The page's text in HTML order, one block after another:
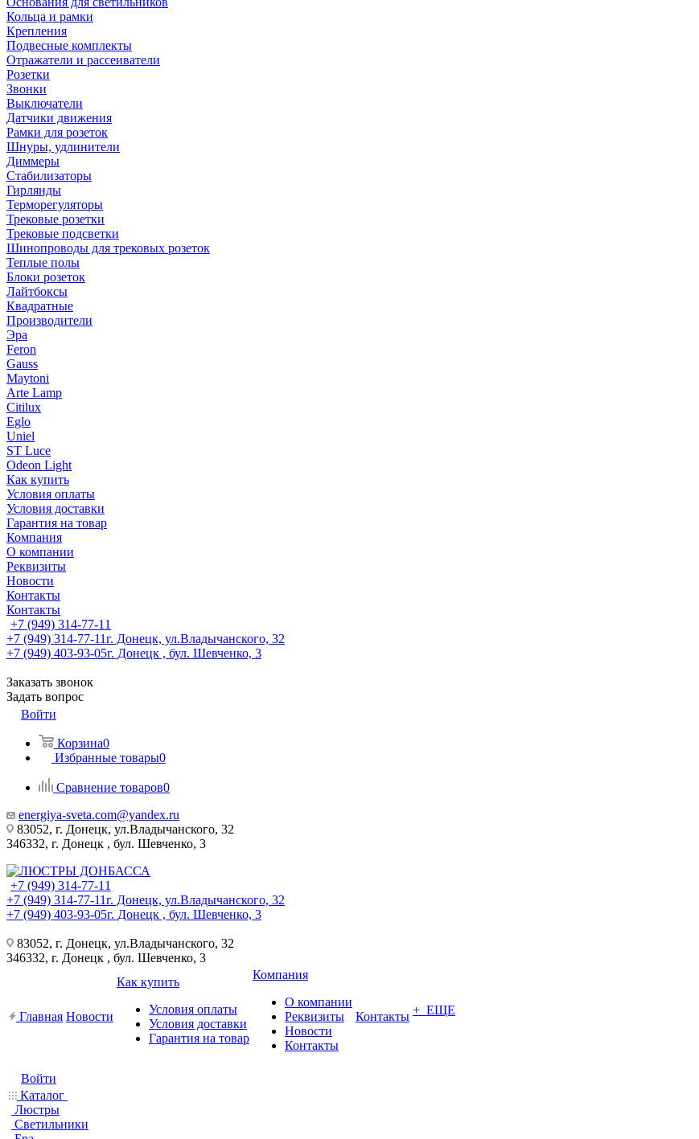
Кольца и рамки
Крепления
Подвесные комплекты
Отражатели и рассеиватели
Розетки
Звонки
Выключатели
Датчики движения
Рамки для розеток
Шнуры, удлинители
Диммеры
Стабилизаторы
Гирлянды
Терморегуляторы
Трековые розетки
Трековые подсветки
Шинопроводы для трековых розеток
Теплые полы
Блоки розеток
Лайтбоксы
Квадратные
Производители
Эра
Feron
Gauss
Maytoni
Arte Lamp
Citilux
Eglo
Uniel
ST Luce
Odeon Light
Как купить
Условия оплаты
Условия доставки
Гарантия на товар
Компания
О компании
Реквизиты
Новости
Контакты
Контакты
+7 (949) 314-77-11
+7 (949) 314-77-11г. Донецк, ул.Владычанского, 32
+7 (949) 403-93-05г. Донецк , бул. Шевченко, 3
Заказать звонок
Задать вопрос
Войти
Корзина0
Избранные товары0
Сравнение товаров0
energiya-sveta.com@yandex.ru
83052, г. Донецк, ул.Владычанского, 32
346332, г. Донецк , бул. Шевченко, 3
+7 (949) 314-77-11
+7 (949) 314-77-11г. Донецк, ул.Владычанского, 32
+7 (949) 403-93-05г. Донецк , бул. Шевченко, 3
83052, г. Донецк, ул.Владычанского, 32
346332, г. Донецк , бул. Шевченко, 3
Главная Новости
Как купить
Условия оплаты
Условия доставки
Гарантия на товар
Компания
О компании
Реквизиты
Новости
Контакты
Контакты + ЕЩЕ
Войти
Каталог
Люстры
Светильники